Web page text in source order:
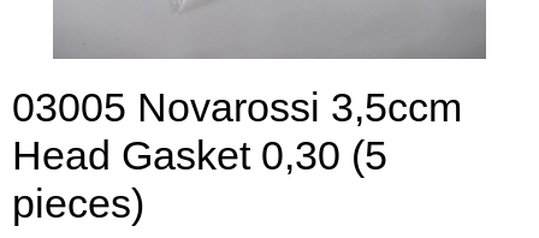
03005 Novarossi 3,5ccm
Head Gasket 0,30 (5
pieces)